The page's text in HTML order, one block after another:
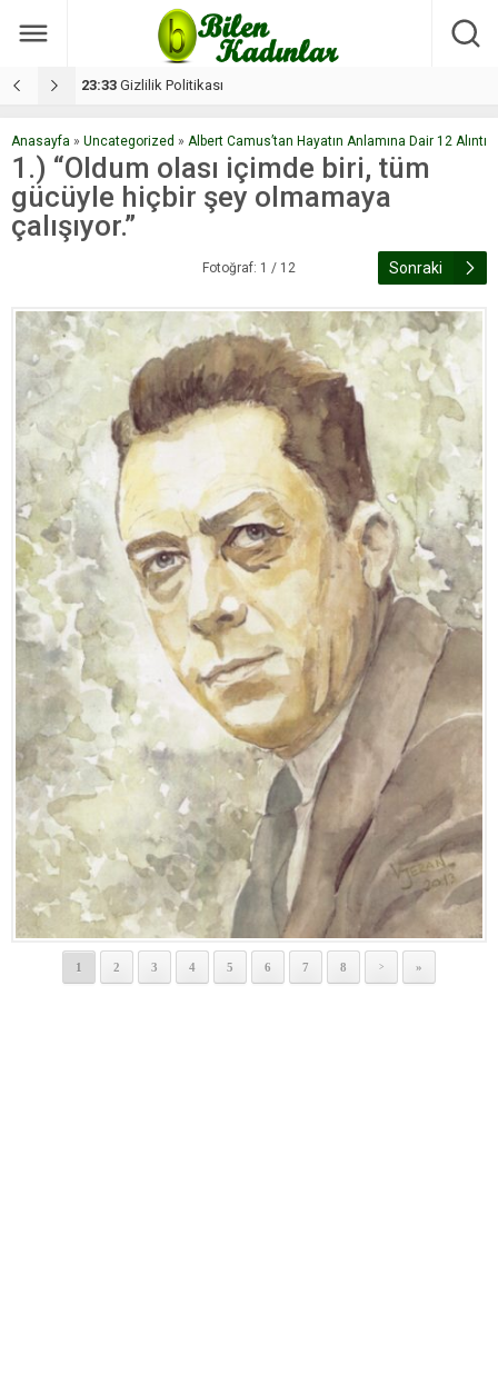
17:08 Dilan, düğününe 5 gün kala hayatını kaybetti
Anasayfa » Uncategorized » Albert Camus’tan Hayatın Anlamına Dair 12 Alıntı
1.) “Oldum olası içimde biri, tüm
gücüyle hiçbir şey oImamaya
çalışıyor.”
Fotoğraf: 1 / 12 Sonraki
1 2 3 4 5 6 7 8 > »